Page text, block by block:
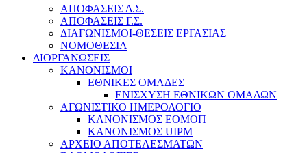
ΑΠΟΦΑΣΕΙΣ Δ.Σ.
ΑΠΟΦΑΣΕΙΣ Γ.Σ.
ΔΙΑΓΩΝΙΣΜΟΙ-ΘΕΣΕΙΣ ΕΡΓΑΣΙΑΣ
ΝΟΜΟΘΕΣΙΑ
ΔΙΟΡΓΑΝΩΣΕΙΣ
ΚΑΝΟΝΙΣΜΟΙ
ΕΘΝΙΚΕΣ ΟΜΑΔΕΣ
ΕΝΙΣΧΥΣΗ ΕΘΝΙΚΩΝ ΟΜΑΔΩΝ
ΑΓΩΝΙΣΤΙΚΟ ΗΜΕΡΟΛΟΓΙΟ
ΚΑΝΟΝΙΣΜΟΣ ΕΟΜΟΠ
ΚΑΝΟΝΙΣΜΟΣ UIPM
ΑΡΧΕΙΟ ΑΠΟΤΕΛΕΣΜΑΤΩΝ